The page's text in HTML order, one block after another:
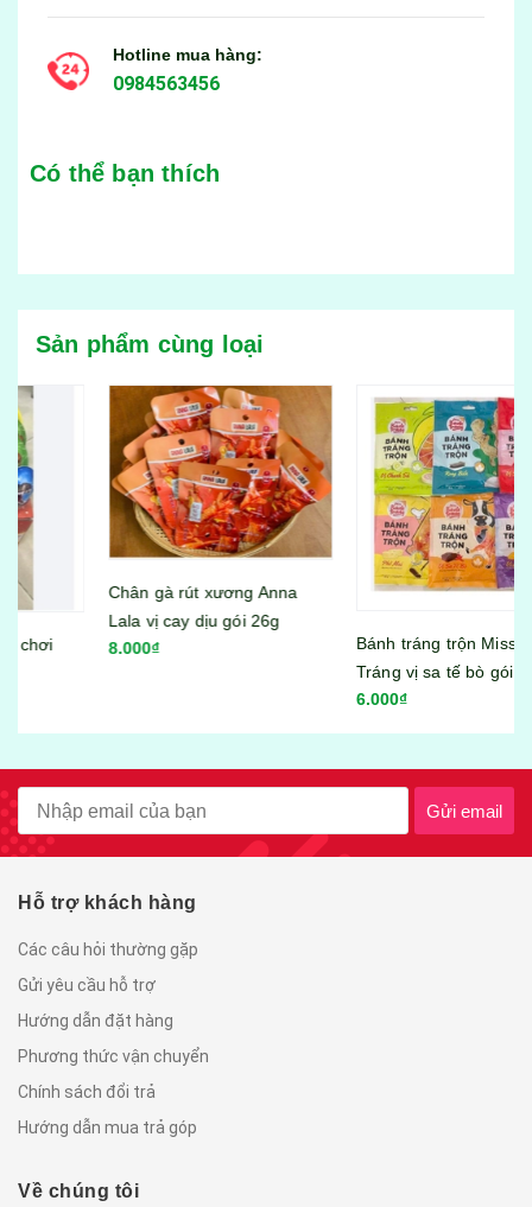
Hotline mua hàng:
0984563456
Có thể bạn thích
Sản phẩm cùng loại
Chân gà rút xương Anna
Lala vị cay dịu gói 26g
8.000₫
Bánh tráng trộn Miss Bánh
Tráng vị sa tế bò gói 23g
Gửi email
Hỗ trợ khách hàng
Các câu hỏi thường gặp
Gửi yêu cầu hỗ trợ
Hướng dẫn đặt hàng
Phương thức vận chuyển
Chính sách đổi trả
Hướng dẫn mua trả góp
Về chúng tôi